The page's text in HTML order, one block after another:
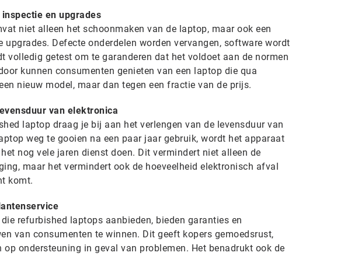
en upgrades
niet alleen het schoonmaken van de laptop, maar ook een
Defecte onderdelen worden vervangen, software wordt
volledig getest om te garanderen dat het voldoet aan de normen
kunnen consumenten genieten van een laptop die qua
nieuw model, maar dan tegen een fractie van de prijs.
van elektronica
laptop draag je bij aan het verlengen van de levensduur van
weg te gooien na een paar jaar gebruik, wordt het apparaat
nog vele jaren dienst doen. Dit vermindert niet alleen de
maar het vermindert ook de hoeveelheid elektronisch afval
komt.
refurbished laptops aanbieden, bieden garanties en
van consumenten te winnen. Dit geeft kopers gemoedsrust,
op ondersteuning in geval van problemen. Het benadrukt ook de